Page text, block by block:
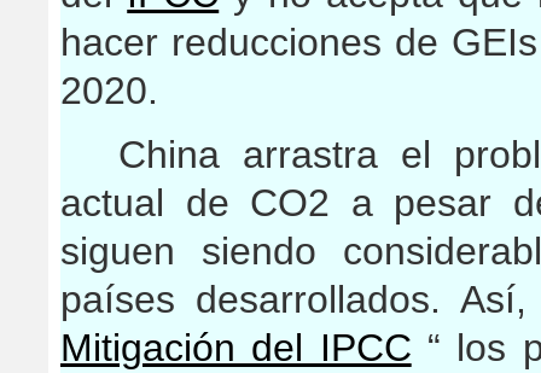
hacer reducciones de
2020.
China arrastra el
actual de CO2 a pesar
siguen siendo
países desarrollados.
Mitigación del IPCC “ los